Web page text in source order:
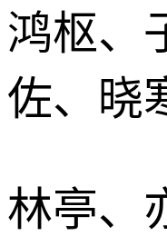
鸿枢、
佐、晓
林亭、